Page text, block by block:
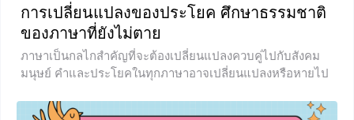
การเปลี่ยนแปลงของประโยค ศึกษาธรรมชาติ
ของภาษาที่ยังไม่ตาย
ภาษาเป็นกลไกสำคัญที่จะต้องเปลี่ยนแปลงควบคู่ไปกับสังคม
มนุษย์ คำและประโยคในทุกภาษาอาจเปลี่ยนแปลงหรือหายไป
ไม่มีการเปลี่ยนแปลงจะถูกนับเป็นภาษาที่ตายแล้ว ภาษาไทย